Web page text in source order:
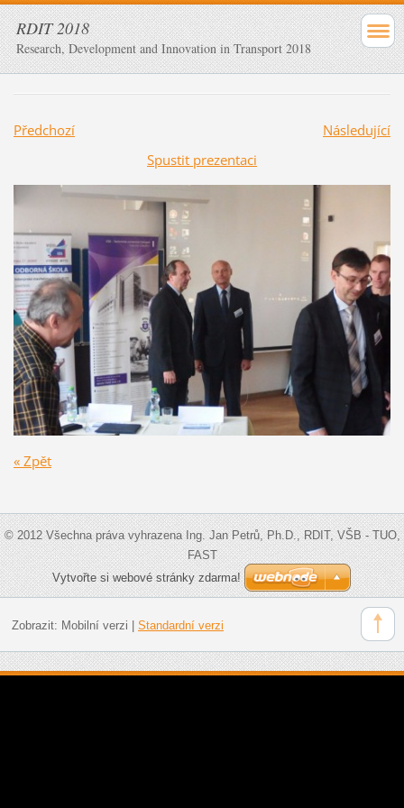
RDIT 2018
Research, Development and Innovation in Transport 2018
Předchozí
Následující
Spustit prezentaci
« Zpět
© 2012 Všechna práva vyhrazena Ing. Jan Petrů, Ph.D., RDIT, VŠB - TUO,
FAST
Vytvořte si webové stránky zdarma!
Zobrazit: Mobilní verzi Standardní verzi